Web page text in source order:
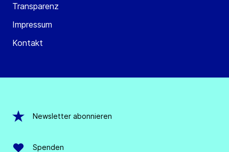
Transparenz
Impressum
Kontakt
Newsletter abonnieren
Spenden